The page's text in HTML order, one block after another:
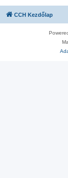
CCH Kezdőlap